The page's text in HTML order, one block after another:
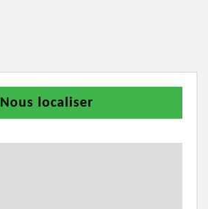
Nous localiser